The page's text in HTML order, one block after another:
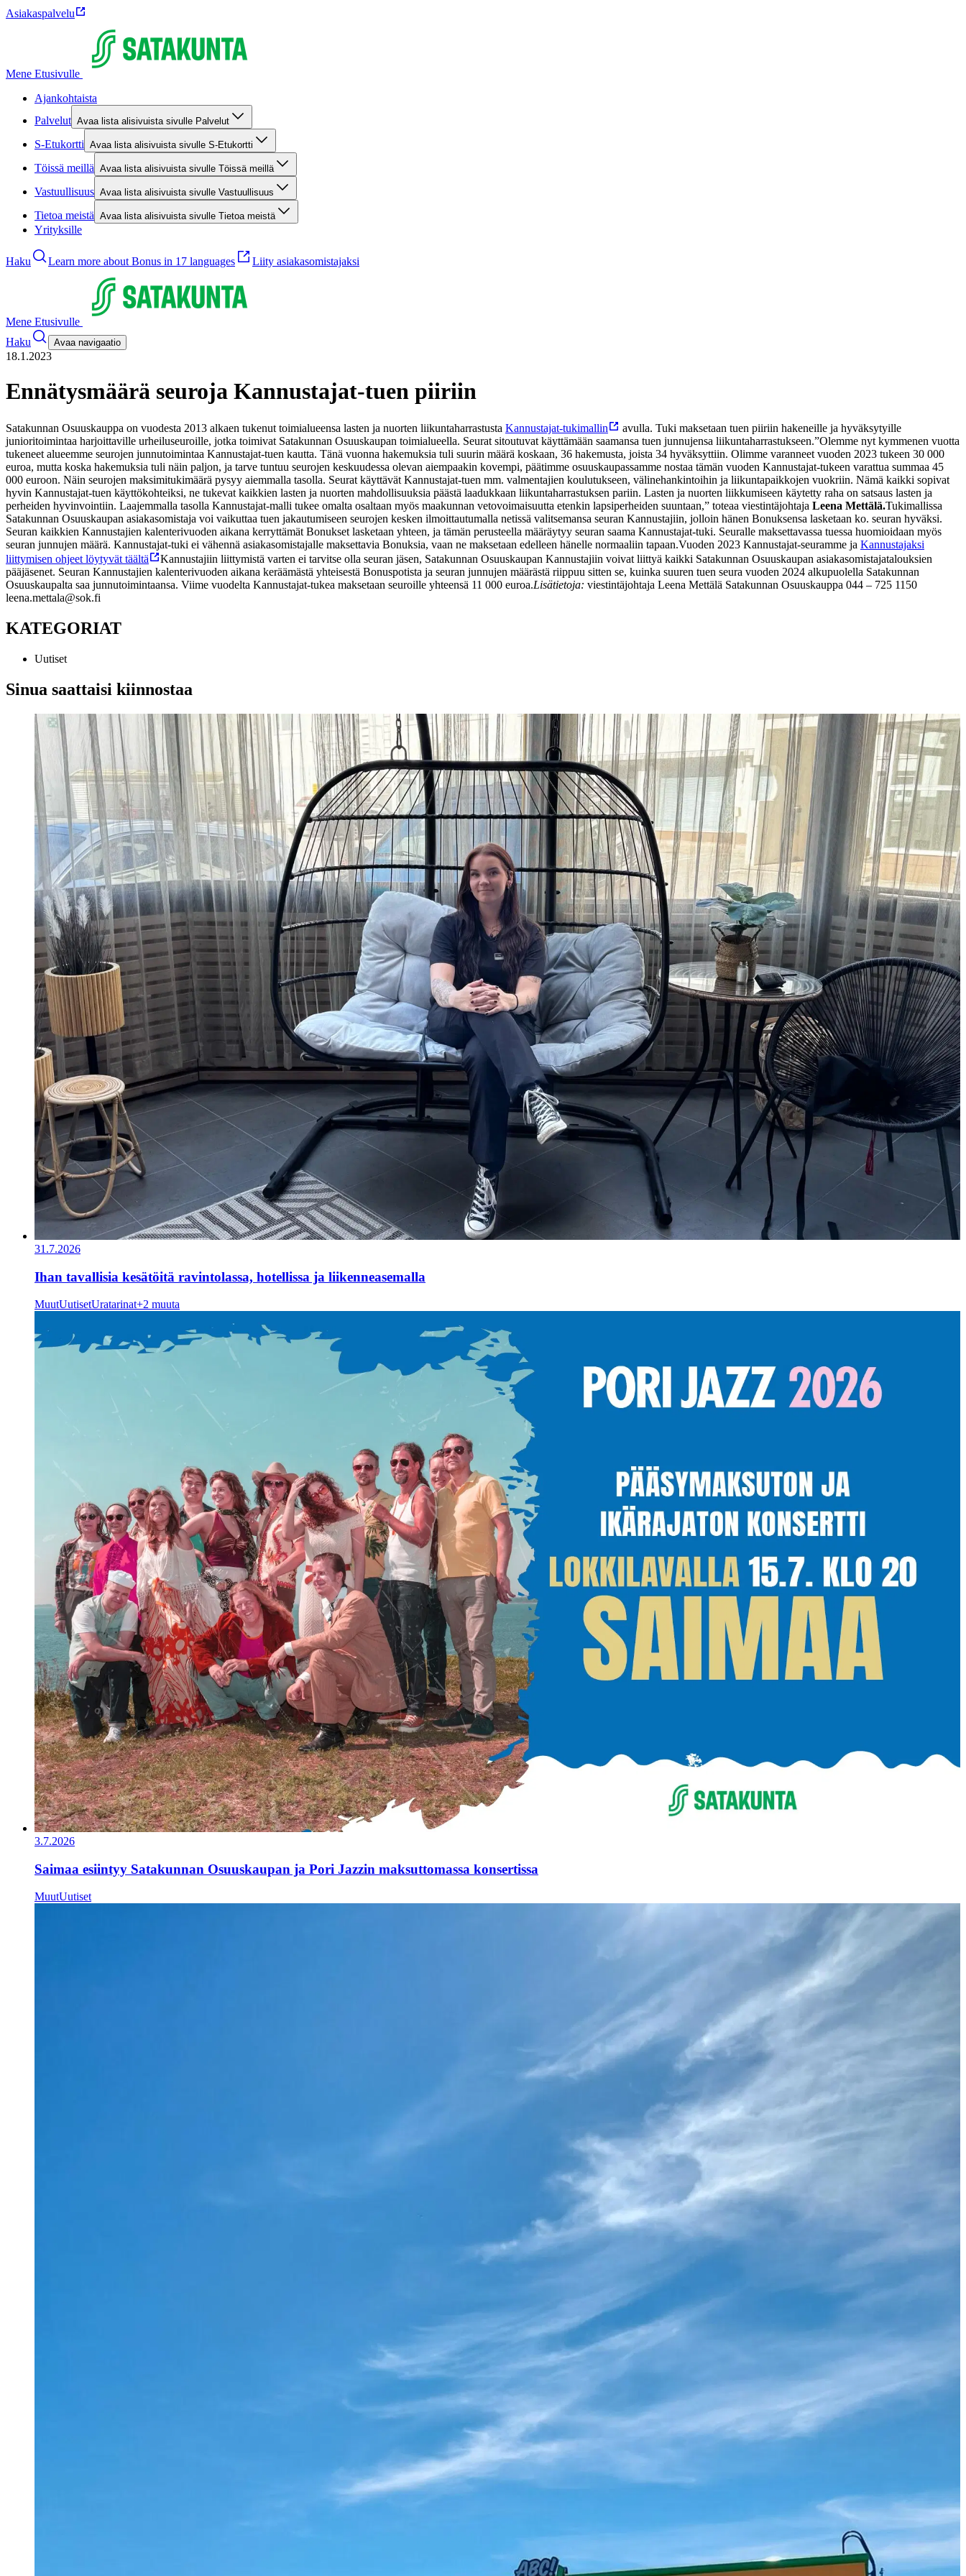
Asiakaspalvelu
Mene Etusivulle
Ajankohtaista
Palvelut Avaa lista alisivuista sivulle Palvelut
S-Etukortti Avaa lista alisivuista sivulle S-Etukortti
Töissä meillä Avaa lista alisivuista sivulle Töissä meillä
Vastuullisuus Avaa lista alisivuista sivulle Vastuullisuus
Tietoa meistä Avaa lista alisivuista sivulle Tietoa meistä
Yrityksille
Haku Learn more about Bonus in 17 languages Liity asiakasomistajaksi
Mene Etusivulle
Haku
Avaa navigaatio
18.1.2023
Ennätysmäärä seuroja Kannustajat-tuen piiriin
Satakunnan Osuuskauppa on vuodesta 2013 alkaen tukenut toimialueensa lasten ja nuorten liikuntaharrastusta Kannustajat-tukimallin
avulla. Tuki maksetaan tuen piiriin hakeneille ja hyväksytyille
junioritoimintaa harjoittaville urheiluseuroille, jotka toimivat Satakunnan Osuuskaupan toimialueella. Seurat sitoutuvat käyttämään saamansa tuen junnujensa liikuntaharrastukseen.”Olemme nyt kymmenen vuotta
tukeneet alueemme seurojen junnutoimintaa Kannustajat-tuen kautta. Tänä vuonna hakemuksia tuli suurin määrä koskaan, 36 hakemusta, joista 34 hyväksyttiin. Olimme varanneet vuoden 2023 tukeen 30 000
euroa, mutta koska hakemuksia tuli näin paljon, ja tarve tuntuu seurojen keskuudessa olevan aiempaakin kovempi, päätimme osuuskaupassamme nostaa tämän vuoden Kannustajat-tukeen varattua summaa 45
000 euroon. Näin seurojen maksimitukimäärä pysyy aiemmalla tasolla. Seurat käyttävät Kannustajat-tuen mm. valmentajien koulutukseen, välinehankintoihin ja liikuntapaikkojen vuokriin. Nämä kaikki sopivat
hyvin Kannustajat-tuen käyttökohteiksi, ne tukevat kaikkien lasten ja nuorten mahdollisuuksia päästä laadukkaan liikuntaharrastuksen pariin. Lasten ja nuorten liikkumiseen käytetty raha on satsaus lasten ja
perheiden hyvinvointiin. Laajemmalla tasolla Kannustajat-malli tukee omalta osaltaan myös maakunnan vetovoimaisuutta etenkin lapsiperheiden suuntaan,” toteaa viestintäjohtaja Leena Mettälä.Tukimallissa
Satakunnan Osuuskaupan asiakasomistaja voi vaikuttaa tuen jakautumiseen seurojen kesken ilmoittautumalla netissä valitsemansa seuran Kannustajiin, jolloin hänen Bonuksensa lasketaan ko. seuran hyväksi.
Seuran kaikkien Kannustajien kalenterivuoden aikana kerryttämät Bonukset lasketaan yhteen, ja tämän perusteella määräytyy seuran saama Kannustajat-tuki. Seuralle maksettavassa tuessa huomioidaan myös
seuran junnujen määrä. Kannustajat-tuki ei vähennä asiakasomistajalle maksettavia Bonuksia, vaan ne maksetaan edelleen hänelle normaaliin tapaan.Vuoden 2023 Kannustajat-seuramme ja Kannustajaksi
liittymisen ohjeet löytyvät täältä
Kannustajiin liittymistä varten ei tarvitse olla seuran jäsen, Satakunnan Osuuskaupan Kannustajiin voivat liittyä kaikki Satakunnan Osuuskaupan asiakasomistajatalouksien
pääjäsenet. Seuran Kannustajien kalenterivuoden aikana keräämästä yhteisestä Bonuspotista ja seuran junnujen määrästä riippuu sitten se, kuinka suuren tuen seura vuoden 2024 alkupuolella Satakunnan
Osuuskaupalta saa junnutoimintaansa. Viime vuodelta Kannustajat-tukea maksetaan seuroille yhteensä 11 000 euroa.Lisätietoja: viestintäjohtaja Leena Mettälä Satakunnan Osuuskauppa 044 – 725 1150
leena.mettala@sok.fi
KATEGORIAT
Uutiset
Sinua saattaisi kiinnostaa
31.7.2026
Ihan tavallisia kesätöitä ravintolassa, hotellissa ja liikenneasemalla
MuutUutisetUratarinat+2 muuta
3.7.2026
Saimaa esiintyy Satakunnan Osuuskaupan ja Pori Jazzin maksuttomassa konsertissa
MuutUutiset